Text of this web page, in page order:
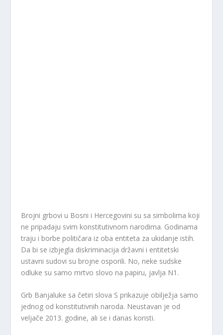
Brojni grbovi u Bosni i Hercegovini su sa simbolima koji
ne pripadaju svim konstitutivnom narodima. Godinama
traju i borbe političara iz oba entiteta za ukidanje istih.
Da bi se izbjegla diskriminacija državni i entitetski
ustavni sudovi su brojne osporili. No, neke sudske
odluke su samo mrtvo slovo na papiru, javlja N1.
Grb Banjaluke sa četiri slova S prikazuje obilježja samo
jednog od konstitutivnih naroda. Neustavan je od
veljače 2013. godine, ali se i danas koristi.